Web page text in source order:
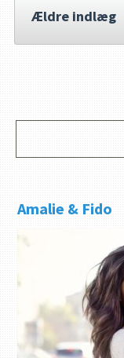
Ældre indlæg
Amalie & Fido